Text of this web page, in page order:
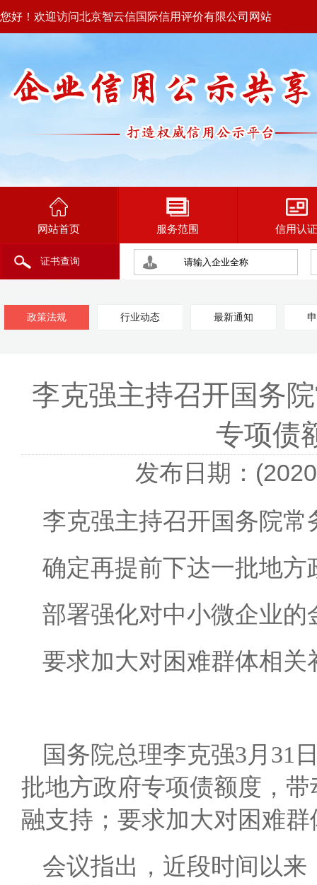
您好！欢迎访问北京智云信国际信用评价有限公司网站
网站首页 服务范围 信用认证
证书查询
政策法规 行业动态 最新通知
李克强主持召开国务
专项债
发布日期：
李克强主持召开国务院常
确定再提前下达一批地
部署强化对中小微企业的
要求加大对困难群体相关
国务院总理李克强3月31
批地方政府专项债额度，
融支持；要求加大对困难
会议指出，近段时间以